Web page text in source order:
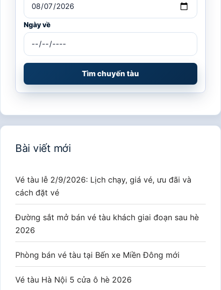
Ngày về
Tìm chuyến tàu
Bài viết mới
Vé tàu lễ 2/9/2026: Lịch chạy, giá vé, ưu đãi và
cách đặt vé
Đường sắt mở bán vé tàu khách giai đoạn sau hè
2026
Phòng bán vé tàu tại Bến xe Miền Đông mới
Vé tàu Hà Nội 5 cửa ô hè 2026